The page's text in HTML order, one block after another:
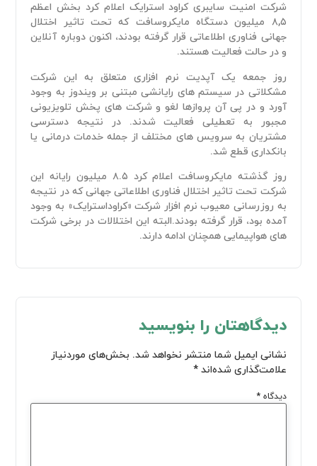
شرکت امنیت سایبری کراود استرایک اعلام کرد بخش اعظم
۸,۵ میلیون دستگاه مایکروسافت که تحت تاثیر اختلال
جهانی فناوری اطلاعاتی قرار گرفته بودند، اکنون دوباره آنلاین
و در حالت فعالیت هستند.
روز جمعه یک آپدیت نرم افزاری متعلق به این شرکت
مشکلاتی در سیستم های رایانشی مبتنی بر ویندوز به وجود
آورد و در پی آن پروازها لغو و شرکت های پخش تلویزیونی
مجبور به تعطیلی فعالیت شدند. در نتیجه دسترسی
مشتریان به سرویس های مختلف از جمله خدمات درمانی یا
بانکداری قطع شد.
روز گذشته مایکروسافت اعلام کرد ۸.۵ میلیون رایانه این
شرکت تحت تاثیر اختلال فناوری اطلاعاتی جهانی که در نتیجه
به روزرسانی معیوب نرم افزار شرکت «کراوداسترایک» به وجود
آمده بود، قرار گرفته بودند.البته این اختلالات در برخی شرکت
های هواپیمایی همچنان ادامه دارند.
دیدگاهتان را بنویسید
نشانی ایمیل شما منتشر نخواهد شد. بخش‌های موردنیاز
علامت‌گذاری شده‌اند*
دیدگاه*